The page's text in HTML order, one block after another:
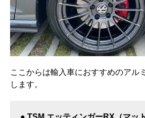
ここからは輸入車におすすめのアル
します。